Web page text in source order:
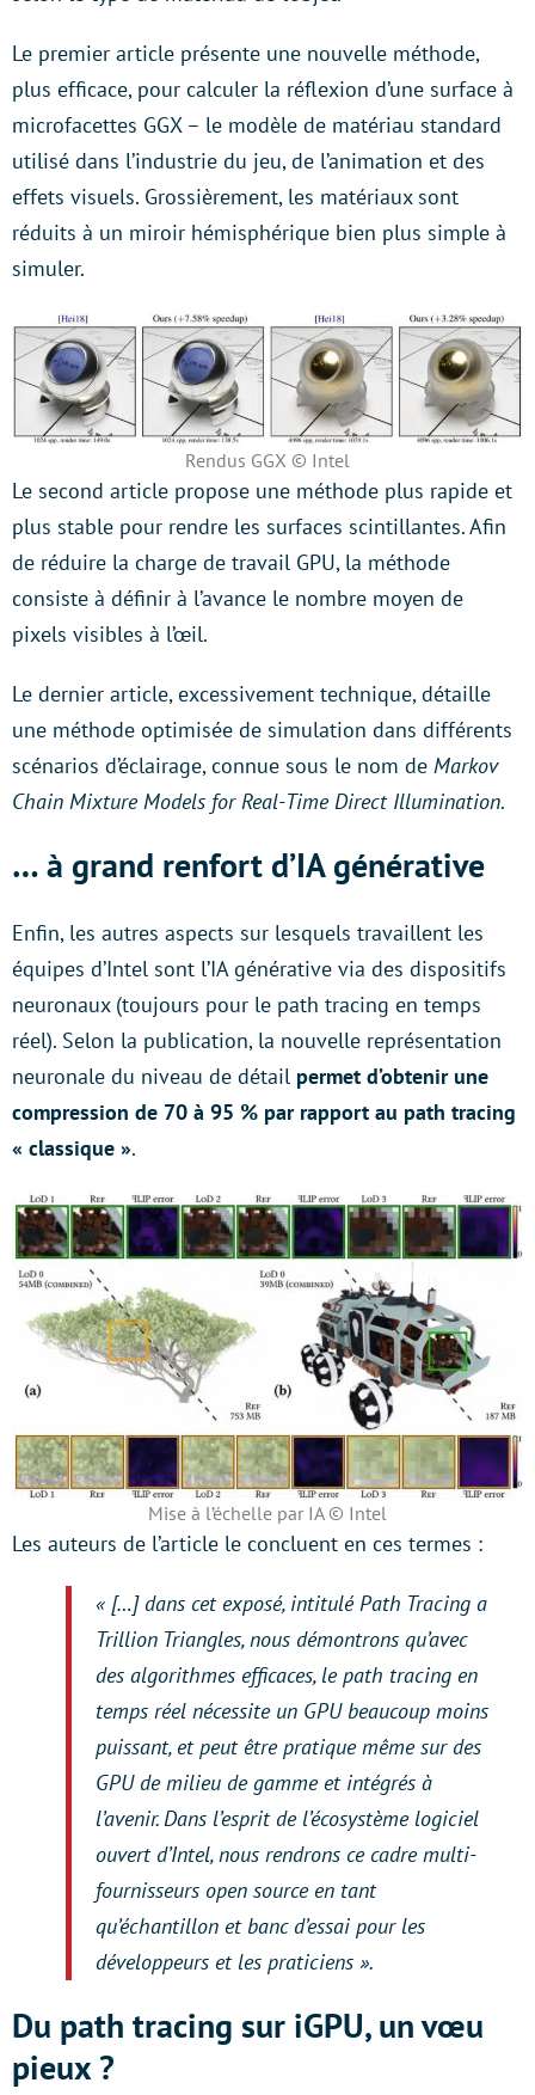
Le premier article présente une nouvelle méthode,
plus efficace, pour calculer la réflexion d’une surface à
microfacettes GGX – le modèle de matériau standard
utilisé dans l’industrie du jeu, de l’animation et des
effets visuels. Grossièrement, les matériaux sont
réduits à un miroir hémisphérique bien plus simple à
simuler.
Rendus GGX © Intel
Le second article propose une méthode plus rapide et
plus stable pour rendre les surfaces scintillantes. Afin
de réduire la charge de travail GPU, la méthode
consiste à définir à l’avance le nombre moyen de
pixels visibles à l’œil.
Le dernier article, excessivement technique, détaille
une méthode optimisée de simulation dans différents
scénarios d’éclairage, connue sous le nom de Markov
Chain Mixture Models for Real-Time Direct Illumination.
… à grand renfort d’IA générative
Enfin, les autres aspects sur lesquels travaillent les
équipes d’Intel sont l’IA générative via des dispositifs
neuronaux (toujours pour le path tracing en temps
réel). Selon la publication, la nouvelle représentation
neuronale du niveau de détail permet d’obtenir une
compression de 70 à 95 % par rapport au path tracing
« classique ».
Mise à l’échelle par IA © Intel
Les auteurs de l’article le concluent en ces termes :
« […] dans cet exposé, intitulé Path Tracing a
Trillion Triangles, nous démontrons qu’avec
des algorithmes efficaces, le path tracing en
temps réel nécessite un GPU beaucoup moins
puissant, et peut être pratique même sur des
GPU de milieu de gamme et intégrés à
l’avenir. Dans l’esprit de l’écosystème logiciel
ouvert d’Intel, nous rendrons ce cadre multi-
fournisseurs open source en tant
qu’échantillon et banc d’essai pour les
développeurs et les praticiens ».
Du path tracing sur iGPU, un vœu
pieux ?